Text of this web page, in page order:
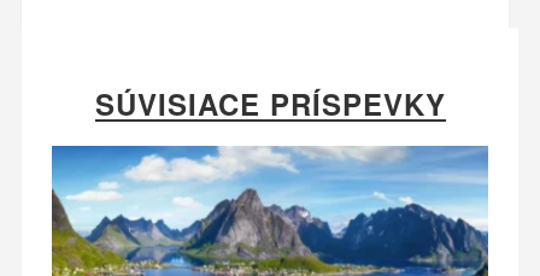
SÚVISIACE PRÍSPEVKY